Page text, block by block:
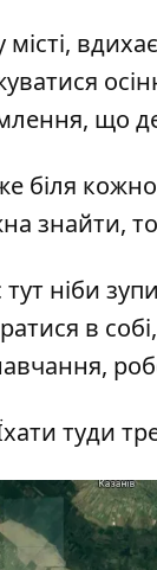
що
біля
знайти,
ніби
в
туди